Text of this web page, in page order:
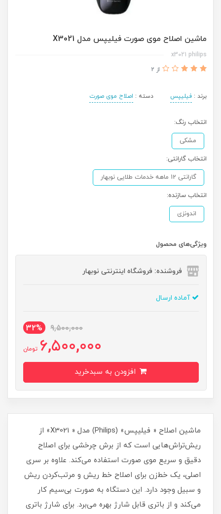
ماشین اصلاح موی صورت فیلیپس مدل X3021
x3021 philips
از 2
برند : فیلیپس دسته : اصلاح موی صورت
انتخاب رنگ:
مشکی
انتخاب گارانتی:
گارانتی 12 ماهه خدمات طلایی نوبهار
انتخاب سازنده:
اندونزی
ویژگی‌های محصول
فروشنده: فروشگاه اینترنتی نوبهار
آماده ارسال
9,500,000
32%
6,500,000 تومان
ماشین اصلاح « فیلیپس» (Philips) مدل « X3021» از
ریش‌تراش‌هایی است که از برش چرخشی برای اصلاح
دقیق و سریع موی صورت استفاده می‌کند. علاوه بر سری
اصلی، یک خط‌زن برای اصلاح خط ریش و مرتب‌کردن ریش
و سبیل وجود دارد. این دستگاه به صورت بی‌سیم کار
می‌کند و از باتری قابل شارژ بهره می‌برد. برای شارژ باتری